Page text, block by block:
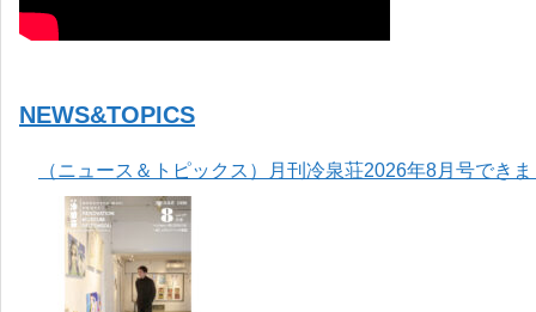
NEWS&TOPICS
（ニュース＆トピックス）月刊冷泉荘2026年8月号でき